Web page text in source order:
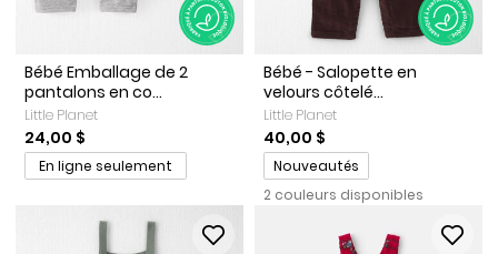
Bébé Emballage de 2
pantalons en co...
Little Planet
24,00 $
En ligne seulement
Bébé - Salopette en
velours côtelé...
Little Planet
40,00 $
Promotions
Nouveautés
2 couleurs disponibles